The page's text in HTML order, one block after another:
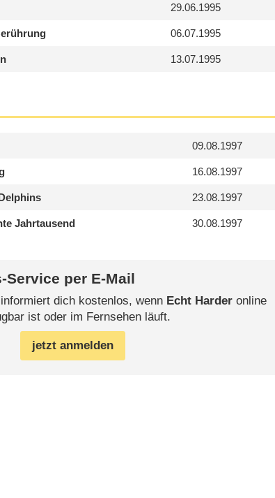
29.06.1995
06.07.1995
13.07.1995
09.08.1997
16.08.1997
23.08.1997
Jahrtausend 30.08.1997
Service per E-Mail
dich kostenlos, wenn Echt Harderonline
ist oder im Fernsehen läuft.
jetzt anmelden